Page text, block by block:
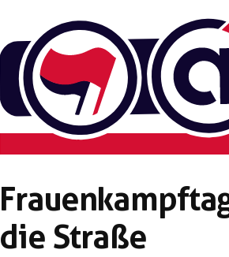
die Straße